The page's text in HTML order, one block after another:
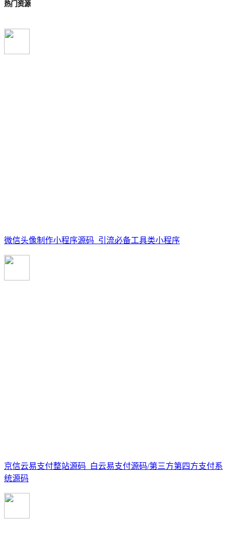
热门资源
微信头像制作小程序源码_引流必备工具类小程序
京信云易支付整站源码_白云易支付源码/第三方第四方支付系
统源码